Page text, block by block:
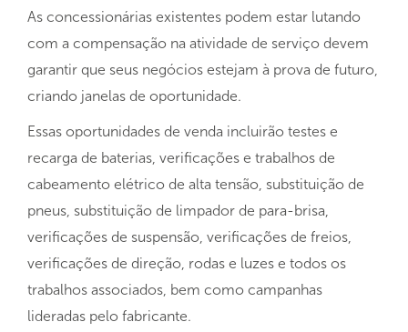
As concessionárias existentes podem estar lutando
com a compensação na atividade de serviço devem
garantir que seus negócios estejam à prova de futuro,
criando janelas de oportunidade.
Essas oportunidades de venda incluirão testes e
recarga de baterias, verificações e trabalhos de
cabeamento elétrico de alta tensão, substituição de
pneus, substituição de limpador de para-brisa,
verificações de suspensão, verificações de freios,
verificações de direção, rodas e luzes e todos os
trabalhos associados, bem como campanhas
lideradas pelo fabricante.